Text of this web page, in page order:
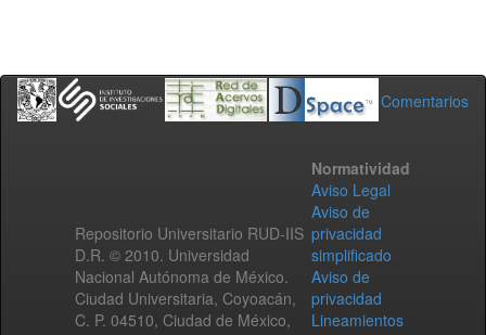
Comentarios
Repositorio Universitario RUD-IIS
D.R. © 2010. Universidad
Nacional Autónoma de México.
Ciudad Universitaria, Coyoacán,
C. P. 04510, Ciudad de México,
Normatividad
Aviso Legal
Aviso de
privacidad
simplificado
Aviso de
privacidad
Lineamientos